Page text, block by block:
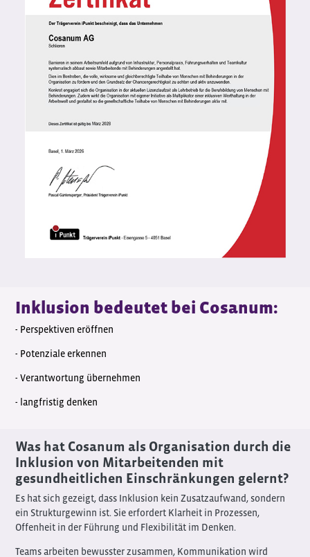
Inklusion bedeutet bei Cosanum:
- Perspektiven eröffnen
- Potenziale erkennen
- Verantwortung übernehmen
- langfristig denken
Was hat Cosanum als Organisation durch die
Inklusion von Mitarbeitenden mit
gesundheitlichen Einschränkungen gelernt?
Es hat sich gezeigt, dass Inklusion kein Zusatzaufwand, sondern
ein Strukturgewinn ist. Sie erfordert Klarheit in Prozessen,
Offenheit in der Führung und Flexibilität im Denken.
Teams arbeiten bewusster zusammen, Kommunikation wird